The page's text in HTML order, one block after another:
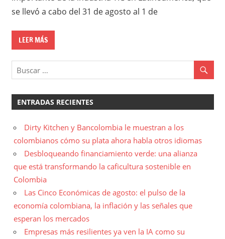
se llevó a cabo del 31 de agosto al 1 de
LEER MÁS
ENTRADAS RECIENTES
Dirty Kitchen y Bancolombia le muestran a los
colombianos cómo su plata ahora habla otros idiomas
Desbloqueando financiamiento verde: una alianza
que está transformando la caficultura sostenible en
Colombia
Las Cinco Económicas de agosto: el pulso de la
economía colombiana, la inflación y las señales que
esperan los mercados
Empresas más resilientes ya ven la IA como su